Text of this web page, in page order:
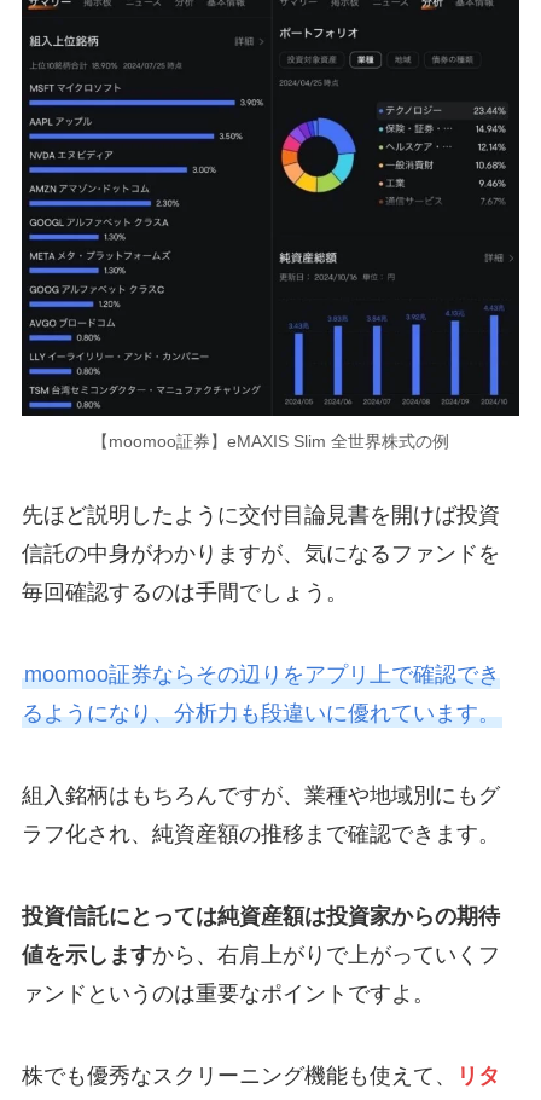
【moomoo証券】eMAXIS Slim 全世界株式の例
先ほど説明したように交付目論見書を開けば投資
信託の中身がわかりますが、気になるファンドを
毎回確認するのは手間でしょう。
moomoo証券ならその辺りをアプリ上で確認でき
るようになり、分析力も段違いに優れています。
組入銘柄はもちろんですが、業種や地域別にもグ
ラフ化され、純資産額の推移まで確認できます。
投資信託にとっては純資産額は投資家からの期待
値を示しますから、右肩上がりで上がっていくフ
ァンドというのは重要なポイントですよ。
株でも優秀なスクリーニング機能も使えて、
リタ